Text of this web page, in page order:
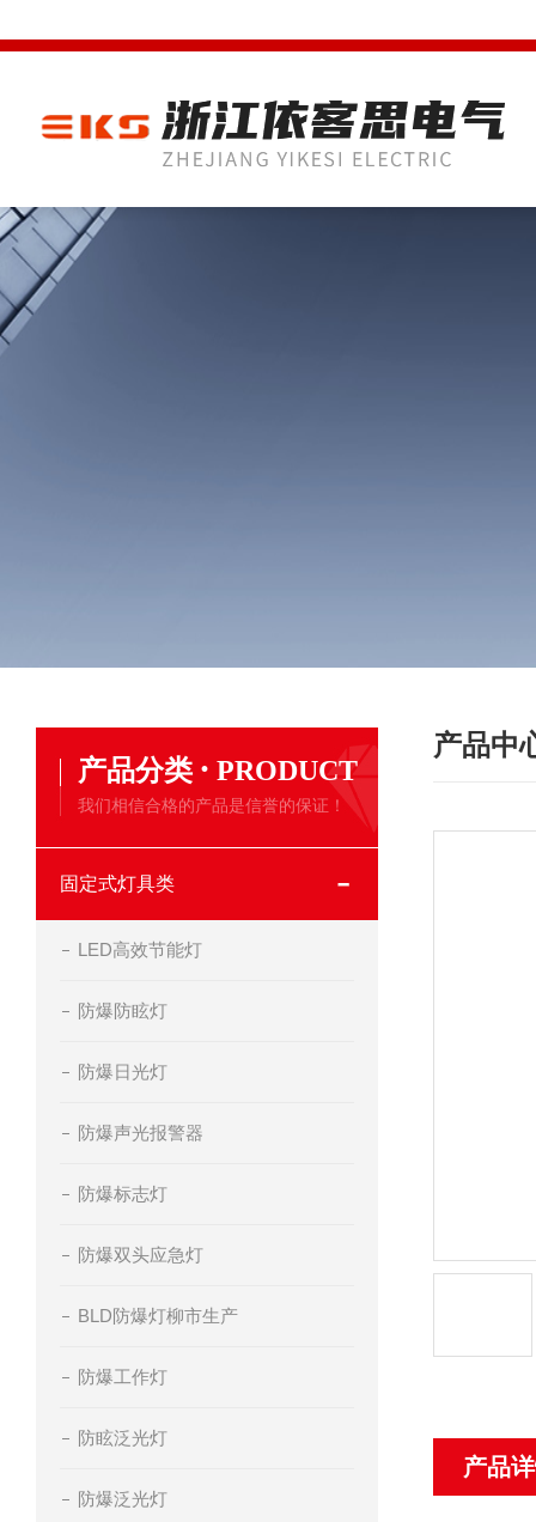
产品分类 · PRODUCT
我们相信合格的产品是信誉的保证！
固定式灯具类
LED高效节能灯
防爆防眩灯
防爆日光灯
防爆声光报警器
防爆标志灯
防爆双头应急灯
BLD防爆灯柳市生产
防爆工作灯
防眩泛光灯
防爆泛光灯
产品中
产品